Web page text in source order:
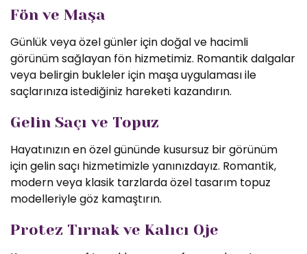
Fön ve Maşa
Günlük veya özel günler için doğal ve hacimli
görünüm sağlayan fön hizmetimiz. Romantik dalgalar
veya belirgin bukleler için maşa uygulaması ile
saçlarınıza istediğiniz hareketi kazandırın.
Gelin Saçı ve Topuz
Hayatınızın en özel gününde kusursuz bir görünüm
için gelin saçı hizmetimizle yanınızdayız. Romantik,
modern veya klasik tarzlarda özel tasarım topuz
modelleriyle göz kamaştırın.
Protez Tırnak ve Kalıcı Oje